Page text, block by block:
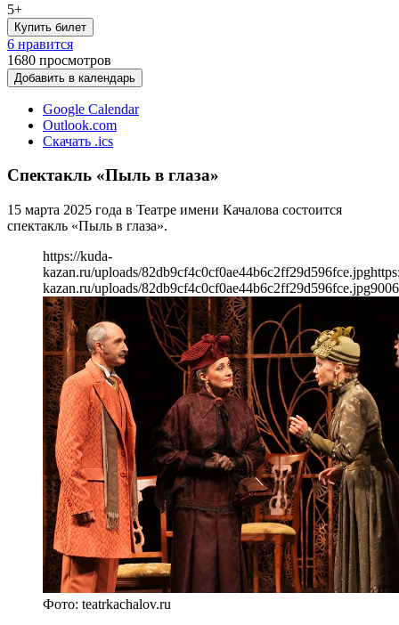
5+
Купить билет
6 нравится
1680 просмотров
Добавить в календарь
Google Calendar
Outlook.com
Скачать .ics
Спектакль «Пыль в глаза»
15 марта 2025 года в Театре имени Качалова состоится
спектакль «Пыль в глаза».
https://kuda-
kazan.ru/uploads/82db9cf4c0cf0ae44b6c2ff29d596fce.jpg
kazan.ru/uploads/82db9cf4c0cf0ae44b6c2ff29d596fce.jpg900
Фото: teatrkachalov.ru